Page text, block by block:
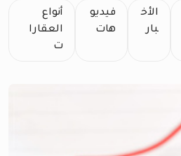
الأخ
بار
فيديو
هات
أنواع
العقارا
ت